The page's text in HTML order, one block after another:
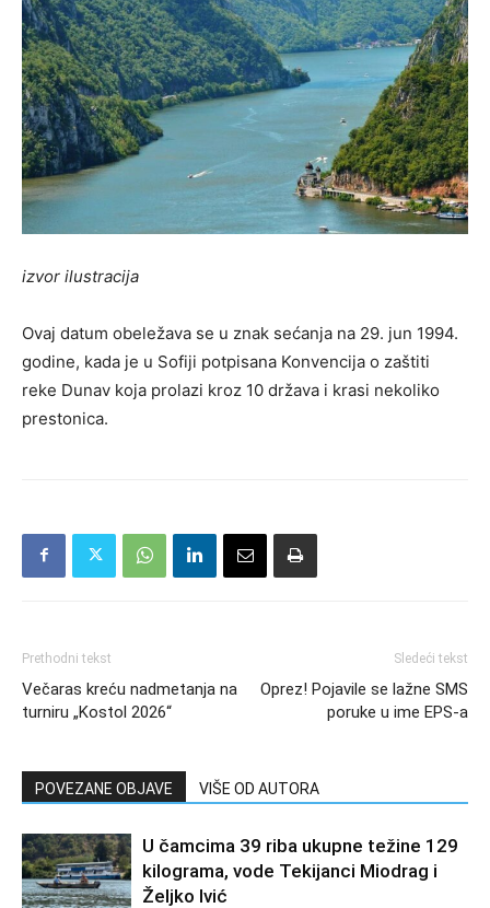
izvor ilustracija
Ovaj datum obeležava se u znak sećanja na 29. jun 1994.
godine, kada je u Sofiji potpisana Konvencija o zaštiti
reke Dunav koja prolazi kroz 10 država i krasi nekoliko
prestonica.
Prethodni tekst
Večaras kreću nadmetanja na
turniru „Kostol 2026“
Sledeći tekst
Oprez! Pojavile se lažne SMS
poruke u ime EPS-a
POVEZANE OBJAVE VIŠE OD AUTORA
U čamcima 39 riba ukupne težine 129
kilograma, vode Tekijanci Miodrag i
Željko Ivić